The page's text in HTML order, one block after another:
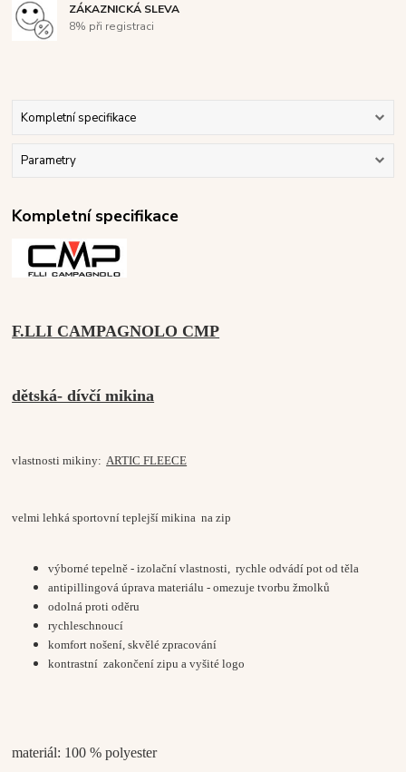
ZÁKAZNICKÁ SLEVA
8% při registraci
Kompletní specifikace
Parametry
Kompletní specifikace
F.LLI CAMPAGNOLO CMP
dětská- dívčí mikina
vlastnosti mikiny:ARTIC FLEECE
velmi lehká sportovní teplejší mikina na zip
výborné tepelně - izolační vlastnosti, rychle odvádí pot od těla
antipillingová úprava materiálu - omezuje tvorbu žmolků
odolná proti oděru
rychleschnoucí
komfort nošení, skvělé zpracování
kontrastní zakončení zipu a vyšité logo
materiál: 100 % polyester